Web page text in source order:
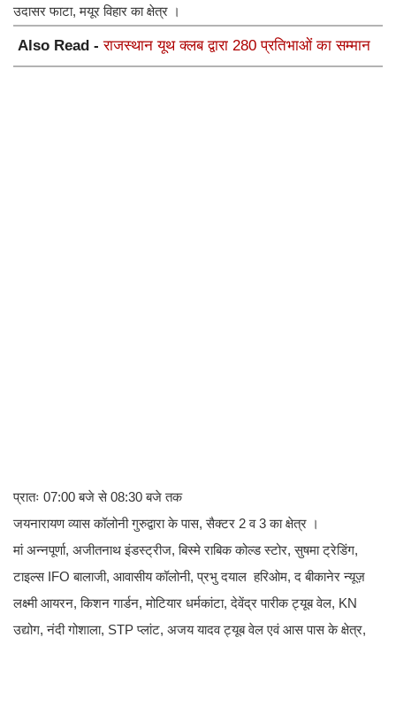
उदासर फाटा, मयूर विहार का क्षेत्र ।
Also Read -राजस्थान यूथ क्लब द्वारा 280 प्रतिभाओं का सम्मान
प्रातः 07:00 बजे से 08:30 बजे तक
जयनारायण व्यास कॉलोनी गुरुद्वारा के पास, सैक्टर 2 व 3 का क्षेत्र ।
मां अन्नपूर्णा, अजीतनाथ इंडस्ट्रीज, बिस्मे राबिक कोल्ड स्टोर, सुषमा ट्रेडिंग,
टाइल्स IFO बालाजी, आवासीय कॉलोनी, प्रभु दयाल हरिओम, द बीकानेर न्यूज़
लक्ष्मी आयरन, किशन गार्डन, मोटियार धर्मकांटा, देवेंद्र पारीक ट्यूब वेल, KN
उद्योग, नंदी गोशाला, STP प्लांट, अजय यादव ट्यूब वेल एवं आस पास के क्षेत्र,